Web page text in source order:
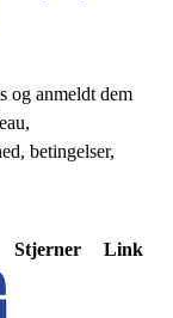
og anmeldt dem
betingelser,
Stjerner Link